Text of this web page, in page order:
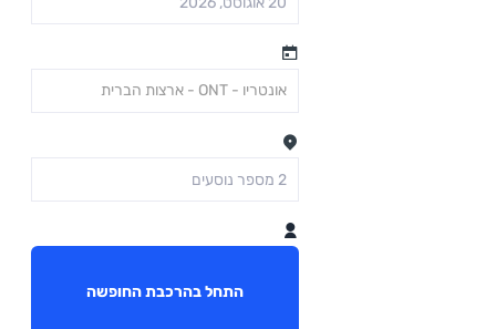
התחל בהרכבת החופשה